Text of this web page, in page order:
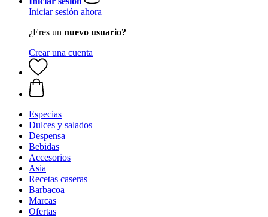
Iniciar sesión ahora
¿Eres un nuevo usuario?
Crear una cuenta
Especias
Dulces y salados
Despensa
Bebidas
Accesorios
Asia
Recetas caseras
Barbacoa
Marcas
Ofertas